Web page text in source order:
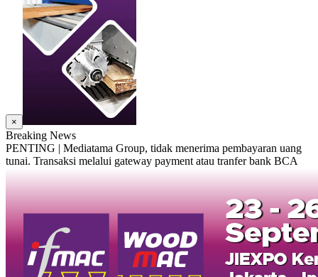
×
Breaking News
PENTING | Mediatama Group, tidak menerima pembayaran uang
tunai. Transaksi melalui gateway payment atau tranfer bank BCA